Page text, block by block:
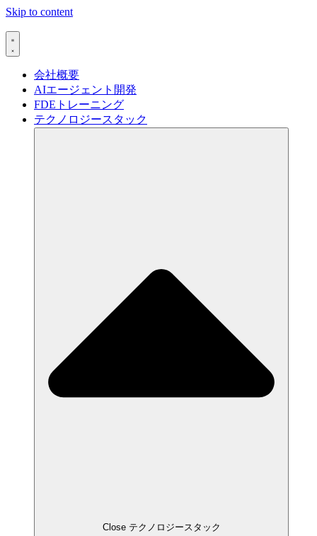
Skip to content
会社概要
AIエージェント開発
FDEトレーニング
テクノロジースタック
Close テクノロジースタック